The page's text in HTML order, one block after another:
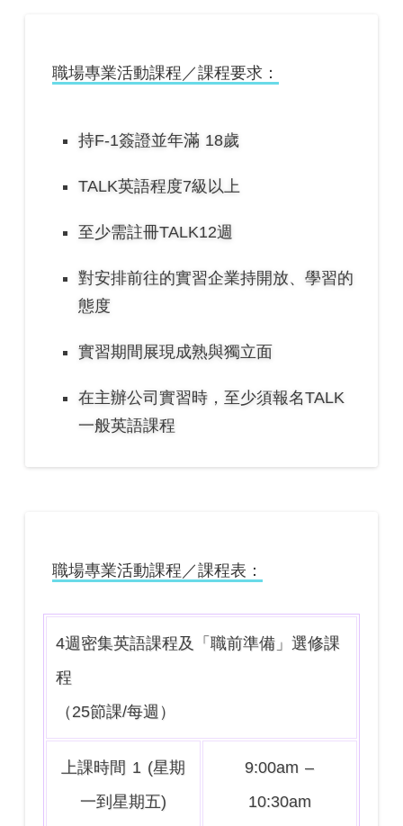
職場專業活動課程／課程要求：
持F-1簽證並年滿 18歲
TALK英語程度7級以上
至少需註冊TALK12週
對安排前往的實習企業持開放、學習的
態度
實習期間展現成熟與獨立面
在主辦公司實習時，至少須報名TALK
一般英語課程
職場專業活動課程／課程表：
4週密集英語課程及「職前準備」選修課
程
（25節課/每週）
上課時間 1 (星期
一到星期五)
9:00am –
10:30am